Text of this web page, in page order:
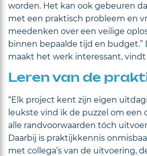
worden. Het kan ook gebeuren
met een praktisch probleem en
meedenken over een veilige
binnen bepaalde tijd en budget.”
maakt het werk interessant, vindt
Leren van de
“Elk project kent zijn eigen
leukste vind ik de puzzel om
alle randvoorwaarden tóch
Daarbij is praktijkkennis
met collega’s van de uitvoering,